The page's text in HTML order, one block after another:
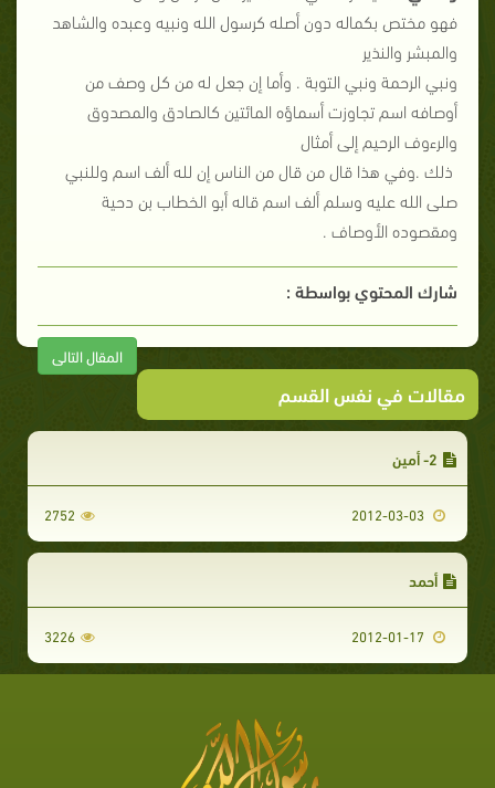
فهو مختص بكماله دون أصله كرسول الله ونبيه وعبده والشاهد
والمبشر والنذير
ونبي الرحمة ونبي التوبة . وأما إن جعل له من كل وصف من
أوصافه اسم تجاوزت أسماؤه المائتين كالصادق والمصدوق
والرءوف الرحيم إلى أمثال
ذلك .وفي هذا قال من قال من الناس إن لله ألف اسم وللنبي
صلى الله عليه وسلم ألف اسم قاله أبو الخطاب بن دحية
ومقصوده الأوصاف .
شارك المحتوي بواسطة :
المقال التالى
مقالات في نفس القسم
2- أمين
2752
أحمد
3226